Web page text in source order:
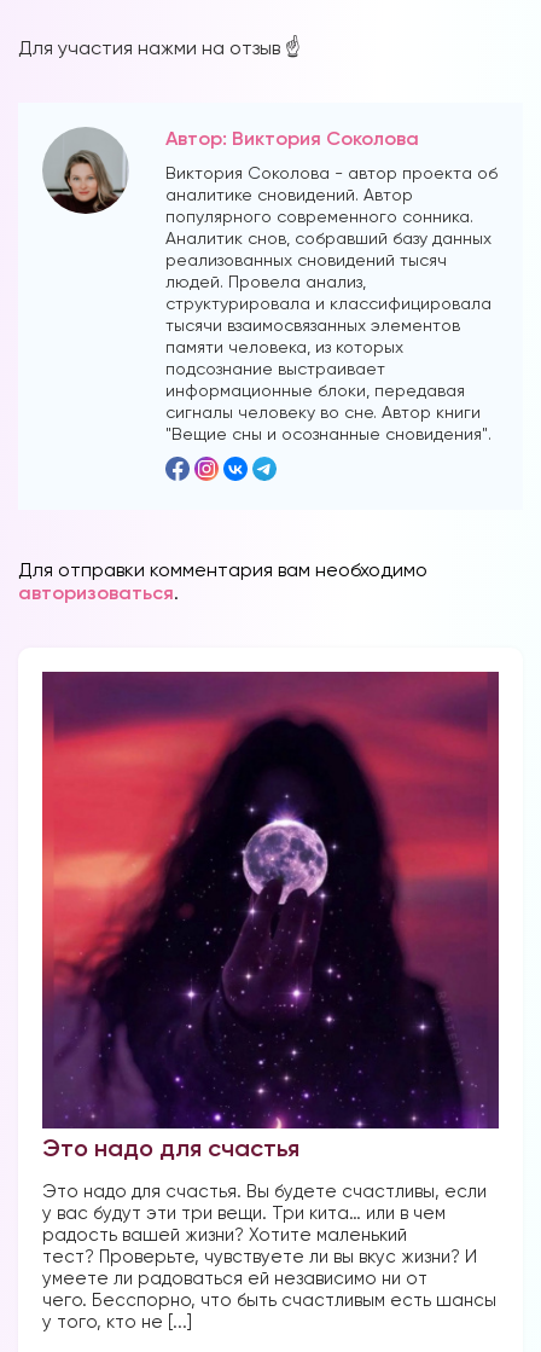
Для участия нажми на отзыв ☝️
Автор: Виктория Соколова
Виктория Соколова - автор проекта об
аналитике сновидений. Автор
популярного современного сонника.
Аналитик снов, собравший базу данных
реализованных сновидений тысяч
людей. Провела анализ,
структурировала и классифицировала
тысячи взаимосвязанных элементов
памяти человека, из которых
подсознание выстраивает
информационные блоки, передавая
сигналы человеку во сне. Автор книги
"Вещие сны и осознанные сновидения".
Для отправки комментария вам необходимо
авторизоваться.
Это надо для счастья
Это надо для счастья. Вы будете счастливы, если
у вас будут эти три вещи. Три кита… или в чем
радость вашей жизни? Хотите маленький
тест? Проверьте, чувствуете ли вы вкус жизни? И
умеете ли радоваться ей независимо ни от
чего. Бесспорно, что быть счастливым есть шансы
у того, кто не [...]
Вы можете получать информацию во
снах (проверено более 100000